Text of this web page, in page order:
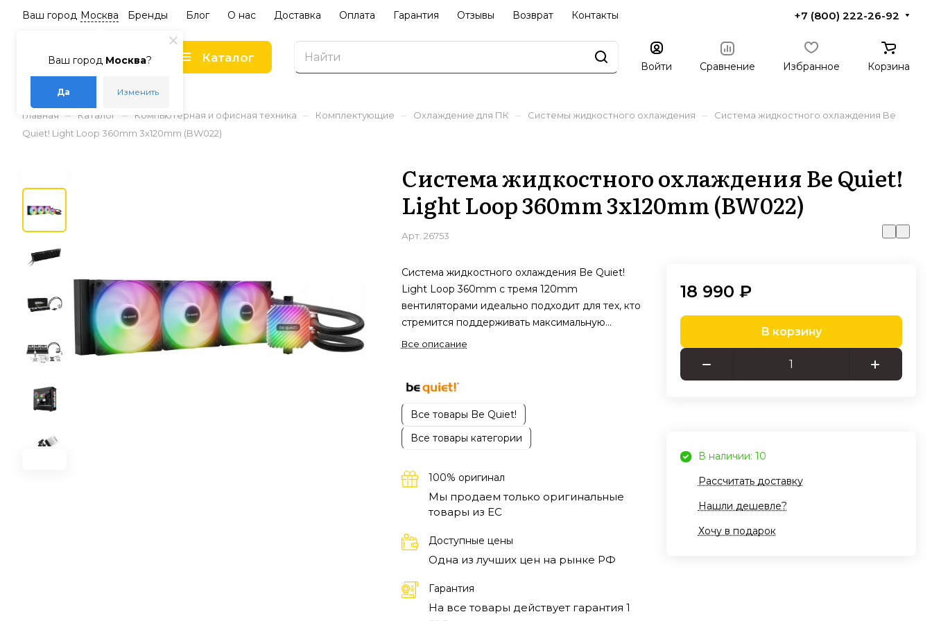
Ваш город Москва?
Да Изменить
Ваш город Москва Бренды Блог О нас Доставка Оплата Гарантия Отзывы Возврат Контакты +7 (800) 222-26-92
Каталог
Войти Сравнение Избранное Корзина
Главная – Каталог – Компьютерная и офисная техника – Комплектующие – Охлаждение для ПК – Системы жидкостного охлаждения –
Система жидкостного охлаждения Be
Quiet! Light Loop 360mm 3x120mm (BW022)
Система жидкостного охлаждения Be Quiet!
Light Loop 360mm 3x120mm (BW022)
Арт. 26753
Система жидкостного охлаждения Be Quiet!
Light Loop 360mm с тремя 120mm
вентиляторами идеально подходит для тех, кто
стремится поддерживать максимальную
производительность своего компьютера. Эта
её отличным выбором для геймеров и
энтузиастов, занимающихся оверклокингом.
Надежное охлаждение обеспечивает
стабильную работу системы, что особенно
интенсивных вычислений.
Light Loop обеспечивает эффективное
теплоотведение благодаря великолепно
спроектированному радиатору. Вентиляторы с
управлением скорости работают тихо, позволяя
сосредоточиться на процессе без лишнего
охлаждения, пользователи смогут значительно
повысить рабочую эффективность своего ПК,
Все описание
Все товары Be Quiet!
Все товары категории
100% оригинал
Мы продаем только оригинальные
товары из EC
Доступные цены
Одна из лучших цен на рынке РФ
Гарантия
На все товары действует гарантия 1
18 990 ₽
В корзину
В наличии: 10
Рассчитать доставку
Нашли дешевле?
Хочу в подарок